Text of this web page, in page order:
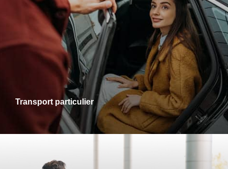
Transport particulier
Transports particuliers
Que ce soit pour une sortie en ville, une visite chez des
proches ou un rendez-vous personnel, je vous accompagne
dans tous vos trajets avec fiabilité et confort. Profitez d’un
service adapté à vos besoins, alliant ponctualité et
disponibilité.